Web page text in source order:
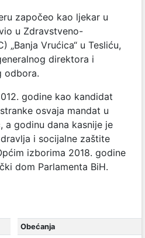
započeo kao ljekar u
u Zdravstveno-
„Banja Vrućica“ u Tesliću,
direktora i
odbora.
godine kao kandidat
osvaja mandat u
a godinu dana kasnije je
i socijalne zaštite
izborima 2018. godine
dom Parlamenta BiH.
Obećanja